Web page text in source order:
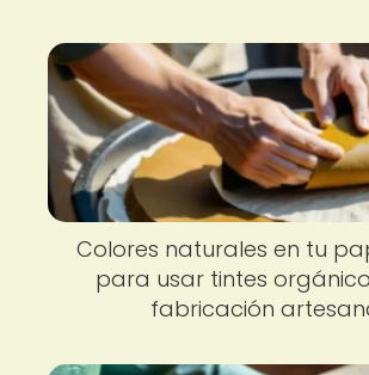
Colores naturales en tu
para usar tintes
fabricación